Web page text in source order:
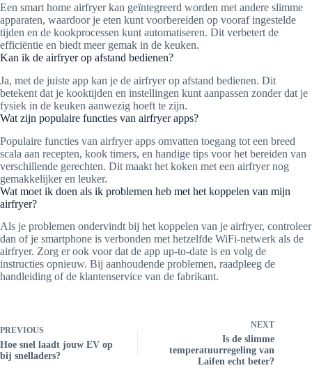
Een smart home airfryer kan geïntegreerd worden met andere slimme
apparaten, waardoor je eten kunt voorbereiden op vooraf ingestelde
tijden en de kookprocessen kunt automatiseren. Dit verbetert de
efficiëntie en biedt meer gemak in de keuken.
Kan ik de airfryer op afstand bedienen?
Ja, met de juiste app kan je de airfryer op afstand bedienen. Dit
betekent dat je kooktijden en instellingen kunt aanpassen zonder dat je
fysiek in de keuken aanwezig hoeft te zijn.
Wat zijn populaire functies van airfryer apps?
Populaire functies van airfryer apps omvatten toegang tot een breed
scala aan recepten, kook timers, en handige tips voor het bereiden van
verschillende gerechten. Dit maakt het koken met een airfryer nog
gemakkelijker en leuker.
Wat moet ik doen als ik problemen heb met het koppelen van mijn
airfryer?
Als je problemen ondervindt bij het koppelen van je airfryer, controleer
dan of je smartphone is verbonden met hetzelfde WiFi-netwerk als de
airfryer. Zorg er ook voor dat de app up-to-date is en volg de
instructies opnieuw. Bij aanhoudende problemen, raadpleeg de
handleiding of de klantenservice van de fabrikant.
PREVIOUS
Hoe snel laadt jouw EV op
bij snelladers?
NEXT
Is de slimme
temperatuurregeling van
Laifen echt beter?